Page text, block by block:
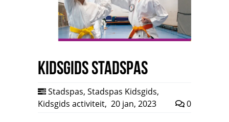
Kidsgids Stadspas
Stadspas, Stadspas Kidsgids,
Kidsgids activiteit, 20 jan, 2023 0